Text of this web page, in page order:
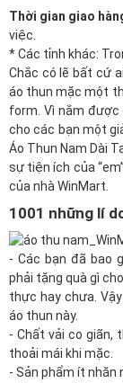
Thời gian giao
việc.
* Các tỉnh khác:
Chắc có lẽ bất cứ
áo thun mặc một
form. Vì nắm
cho các bạn một
Áo Thun Nam Dài
sự tiện ích của
của nhà WinMart
1001 những lí
- Các bạn đã bao
phải tặngquà gì
thực hay chưa.
áo thun này.
- Chất vải co giãn,
thoải mái khi mặc.
- Sản phẩm ít nhăn